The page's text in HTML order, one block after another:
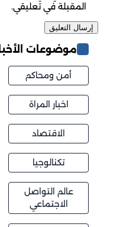
المقبلة في تعليقي.
موضوعات الأخبار
أمن ومحاكم
اخبار المراة
الاقتصاد
تكنالوجيا
عالم التواصل
الاجتماعي